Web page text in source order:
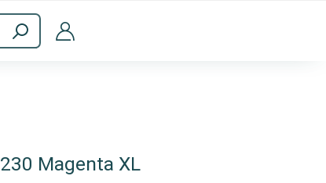
informáticos
Magenta XL